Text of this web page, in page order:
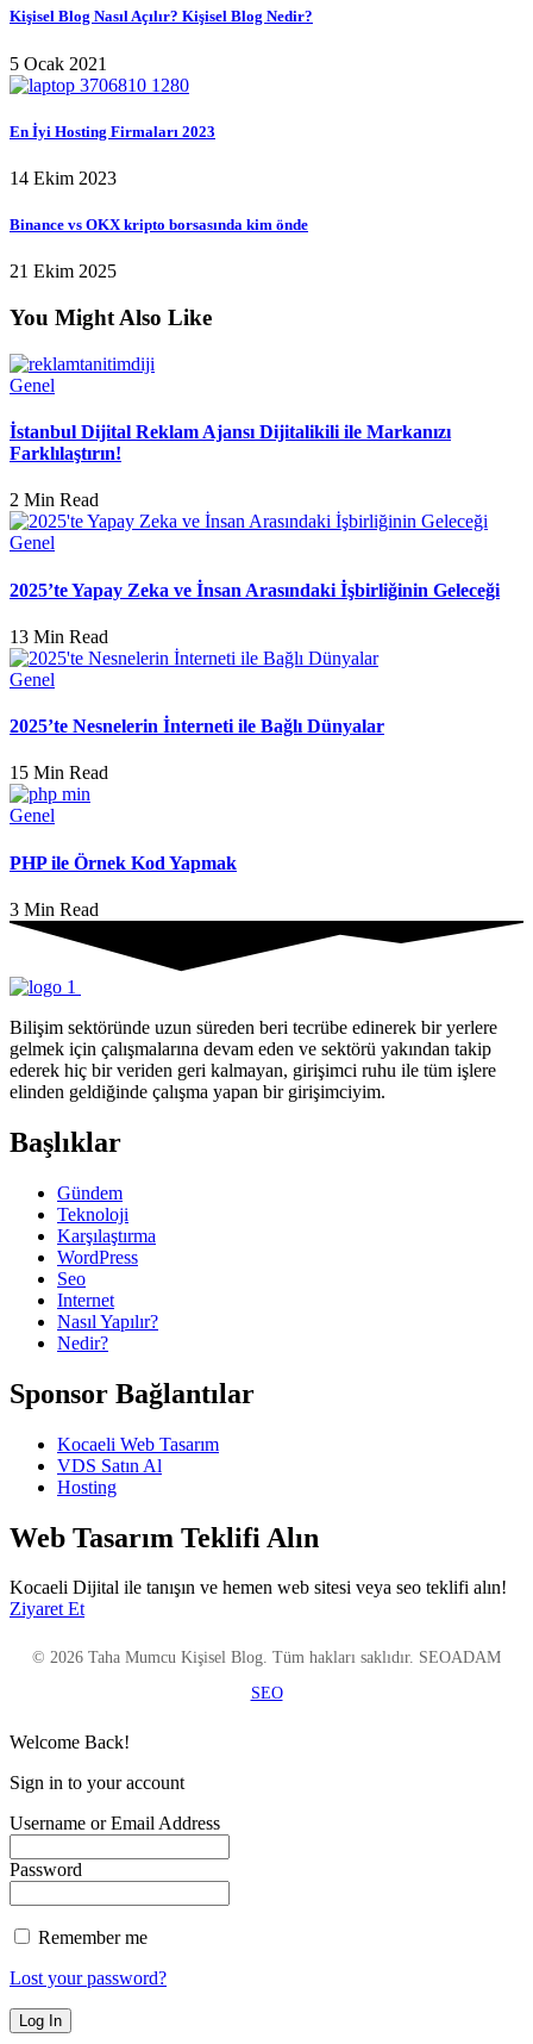
Kişisel Blog Nasıl Açılır? Kişisel Blog Nedir?
5 Ocak 2021
En İyi Hosting Firmaları 2023
14 Ekim 2023
Binance vs OKX kripto borsasında kim önde
21 Ekim 2025
You Might Also Like
Genel
İstanbul Dijital Reklam Ajansı Dijitalikili ile Markanızı
Farklılaştırın!
2 Min Read
Genel
2025’te Yapay Zeka ve İnsan Arasındaki İşbirliğinin Geleceği
13 Min Read
Genel
2025’te Nesnelerin İnterneti ile Bağlı Dünyalar
15 Min Read
Genel
PHP ile Örnek Kod Yapmak
3 Min Read
Bilişim sektöründe uzun süreden beri tecrübe edinerek bir yerlere
gelmek için çalışmalarına devam eden ve sektörü yakından takip
ederek hiç bir veriden geri kalmayan, girişimci ruhu ile tüm işlere
elinden geldiğinde çalışma yapan bir girişimciyim.
Başlıklar
Gündem
Teknoloji
Karşılaştırma
WordPress
Seo
Internet
Nasıl Yapılır?
Nedir?
Sponsor Bağlantılar
Kocaeli Web Tasarım
VDS Satın Al
Hosting
Web Tasarım Teklifi Alın
Kocaeli Dijital ile tanışın ve hemen web sitesi veya seo teklifi alın!
Ziyaret Et
© 2026 Taha Mumcu Kişisel Blog. Tüm hakları saklıdır. SEOADAM
SEO
Welcome Back!
Sign in to your account
Username or Email Address
Password
Remember me
Lost your password?